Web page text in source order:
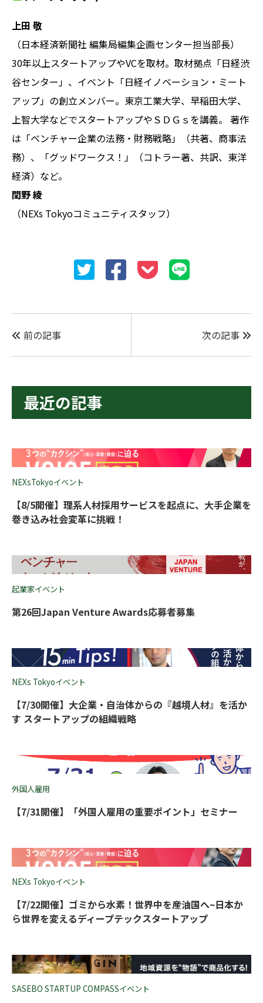
上田 敬
（日本経済新聞社 編集局編集企画センター担当部長）
30年以上スタートアップやVCを取材。取材拠点「日経渋
谷センター」、イベント「日経イノベーション・ミート
アップ」の創立メンバー。東京工業大学、早稲田大学、
上智大学などでスタートアップやＳＤＧｓを講義。 著作
は「ベンチャー企業の法務・財務戦略」（共著、商事法
務）、「グッドワークス！」（コトラー著、共訳、東洋
経済）など。
閏野 綾
（NEXs Tokyoコミュニティスタッフ）
前の記事 次の記事
最近の記事
NEXsTokyoイベント
【8/5開催】理系人材採用サービスを起点に、大手企業を
巻き込み社会変革に挑戦！
起業家イベント
第26回Japan Venture Awards応募者募集
NEXs Tokyoイベント
【7/30開催】大企業・自治体からの『越境人材』を活か
す スタートアップの組織戦略
外国人雇用
【7/31開催】「外国人雇用の重要ポイント」セミナー
NEXs Tokyoイベント
【7/22開催】ゴミから水素！世界中を産油国へ~日本か
ら世界を変えるディープテックスタートアップ
SASEBO STARTUP COMPASSイベント